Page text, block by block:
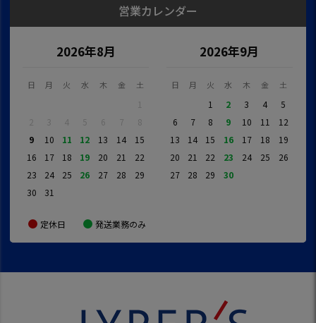
営業カレンダー
2026年8月
日 月 火 水 木 金 土
1
2
3 4 5 6 7
8
9
10 11 12 13 14
15
16
17 18 19 20 21
22
23
24 25 26 27 28
29
30
31
2026年9月
日 月 火 水 木 金 土
1 2 3 4
5
6
7 8 9 10 11
12
13
14 15 16 17 18
19
20
21 22 23 24 25
26
27
28 29 30
定休日 発送業務のみ